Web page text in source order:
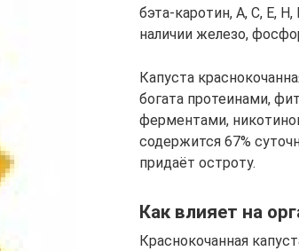
бэта-каротин, А, С, Е,
наличии железо,
Капуста
богата протеинами,
ферментами,
содержится 67%
придаёт остроту.
Как влияет на
Краснокочанная